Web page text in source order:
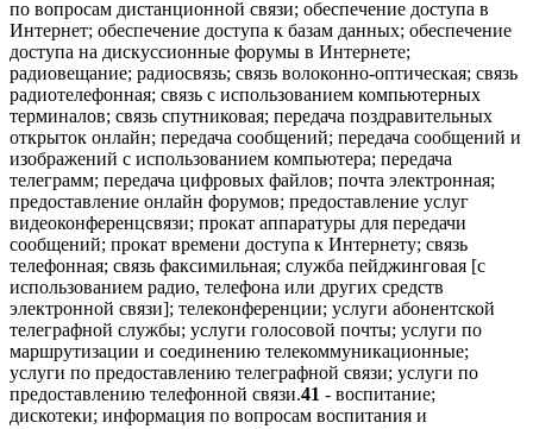
по вопросам дистанционной связи; обеспечение доступа в
Интернет; обеспечение доступа к базам данных; обеспечение
доступа на дискуссионные форумы в Интернете;
радиовещание; радиосвязь; связь волоконно-оптическая; связь
радиотелефонная; связь с использованием компьютерных
терминалов; связь спутниковая; передача поздравительных
открыток онлайн; передача сообщений; передача сообщений и
изображений с использованием компьютера; передача
телеграмм; передача цифровых файлов; почта электронная;
предоставление онлайн форумов; предоставление услуг
видеоконференцсвязи; прокат аппаратуры для передачи
сообщений; прокат времени доступа к Интернету; связь
телефонная; связь факсимильная; служба пейджинговая [с
использованием радио, телефона или других средств
электронной связи]; телеконференции; услуги абонентской
телеграфной службы; услуги голосовой почты; услуги по
маршрутизации и соединению телекоммуникационные;
услуги по предоставлению телеграфной связи; услуги по
предоставлению телефонной связи.41 - воспитание;
дискотеки; информация по вопросам воспитания и